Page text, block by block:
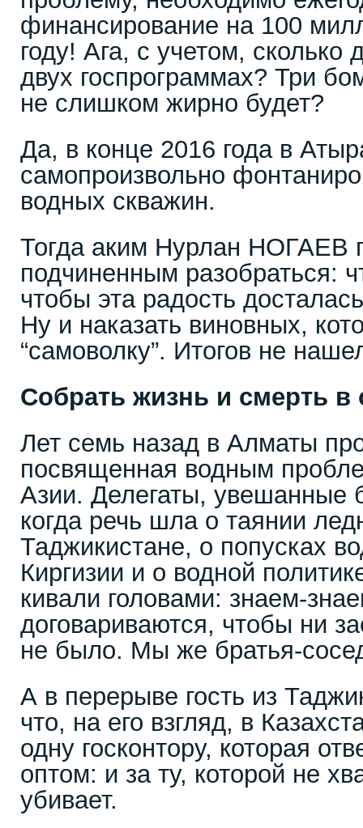
финансирование на 100
году! Ага, с учетом, сколько
двух госпрограммах? Три
не слишком жирно будет?
Да, в конце 2016 года в
самопроизвольно
водных скважин.
Тогда аким Нурлан НОГАЕВ
подчиненным разобраться:
чтобы эта радость
Ну и наказать виновных,
“самоволку”. Итогов не
Собрать жизнь и смерть
Лет семь назад в Алматы
посвященная водным
Азии. Делегаты, увешанные
когда речь шла о таянии
Таджикистане, о попусках
Киргизии и о водной
кивали головами: знаем-
договариваются, чтобы ни
не было. Мы же братья-
А в перерыве гость из
что, на его взгляд, в
одну госконтору, которая
оптом: и за ту, которой не
убивает.